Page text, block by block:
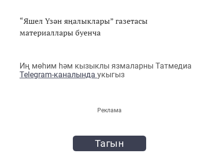
“Яшел Үзән яңалыклары” газетасы
материаллары буенча
Иң мөһим һәм кызыклы язмаларны Татмедиа
Telegram-каналында укыгыз
Реклама
Тагын